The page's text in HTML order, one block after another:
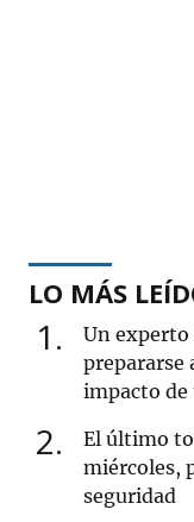
LO MÁS
1
Un experto
prepararse
impacto de
2
El último
miércoles,
seguridad